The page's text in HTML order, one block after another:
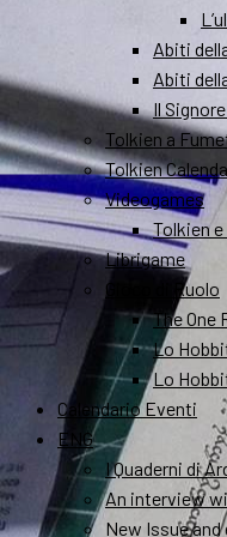
Abiti
Abiti
Il
Tolkien a
Tolkien
Videogames
Tolkien
Librigame
Gioco di Ruolo
The One
Lo
Lo
Calendario Eventi
ENG
I Quaderni di
An interview
New Issue